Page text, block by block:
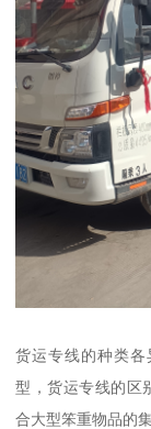
货运专线的种类
型，货运专线的区
合大型笨重物品的